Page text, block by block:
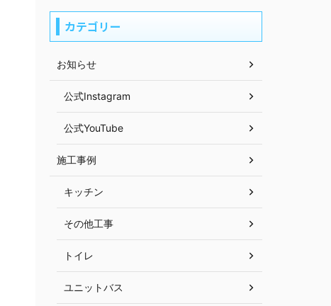
カテゴリー
お知らせ
公式Instagram
公式YouTube
施工事例
キッチン
その他工事
トイレ
ユニットバス